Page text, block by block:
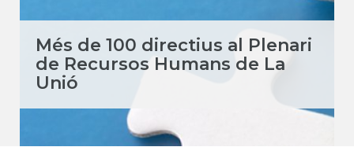
Més de 100 directius al Plenari
de Recursos Humans de La
Unió